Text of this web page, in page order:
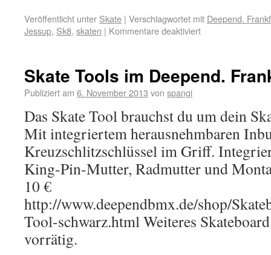
Veröffentlicht unter Skate | Verschlagwortet mit Deepend.
Jessup, Sk8, skaten | Kommentare deaktiviert
Skate Tools im Deepend.
Publiziert am 6. November 2013 von spangi
Das Skate Tool brauchst du um dein
Mit integriertem herausnehmbaren
Kreuzschlitzschlüssel im Griff.
King-Pin-Mutter, Radmutter und
10 €
http://www.deependbmx.de/shop/
Tool-schwarz.html Weiteres
vorrätig.